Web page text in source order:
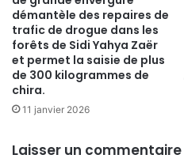
démantèle des repaires de
trafic de drogue dans les
forêts de Sidi Yahya Zaër
et permet la saisie de plus
de 300 kilogrammes de
chira.
11 janvier 2026
Laisser un commentaire